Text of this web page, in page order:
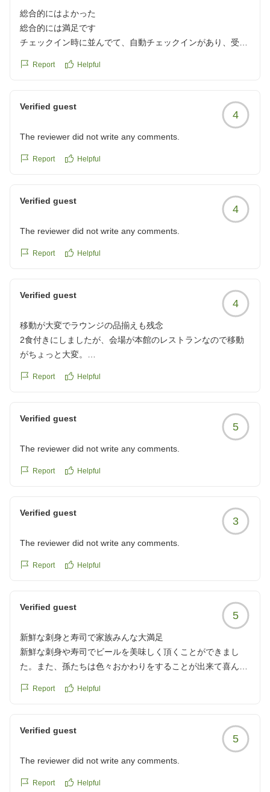
https://review.travel.rakuten.co.jp/hotel/voice/4783?
reviewId=33123478487429
総合的にはよかった
総合的には満足です
チェックイン時に並んでて、自動チェックインがあり、受付
イン機で先に受付していいのかわかりませんでした
お部屋も綺麗で広くよかったのですが、数匹蟻がいたのと、
壁が薄いのか隣の部屋の音がすごくて、夜あまり眠れず、、
ったりで子供は楽しめました
https://review.travel.rakuten.co.jp/hotel/voice/4783?
Report Helpful
Verified guest
4
The reviewer did not write any comments.
Report Helpful
Verified guest
4
The reviewer did not write any comments.
Report Helpful
Verified guest
4
移動が大変でラウンジの品揃えも残念
2食付きにしましたが、会場が本館のレストランなので移動
がちょっと大変。
み。ケーキは早々になくなり、チェックイン後の1度しか見
部屋からも木しか見えず、これなら本館に泊まれば良かった
https://review.travel.rakuten.co.jp/hotel/voice/4783?
reviewId=33123478289812
Report Helpful
Verified guest
5
The reviewer did not write any comments.
Report Helpful
Verified guest
3
The reviewer did not write any comments.
Report Helpful
Verified guest
5
新鮮な刺身と寿司で家族みんな大満足
新鮮な刺身や寿司でビールを美味しく頂くことができまし
た。また、孫たちは色々おかわりをすることが出来て喜んで
クチコミの詳細はこちらから
Report Helpful
Verified guest
5
The reviewer did not write any comments.
Report Helpful